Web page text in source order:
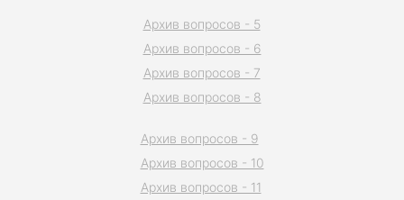
Архив вопросов - 5
Архив вопросов - 6
Архив вопросов - 7
Архив вопросов - 8
Архив вопросов - 9
Архив вопросов - 10
Архив вопросов - 11